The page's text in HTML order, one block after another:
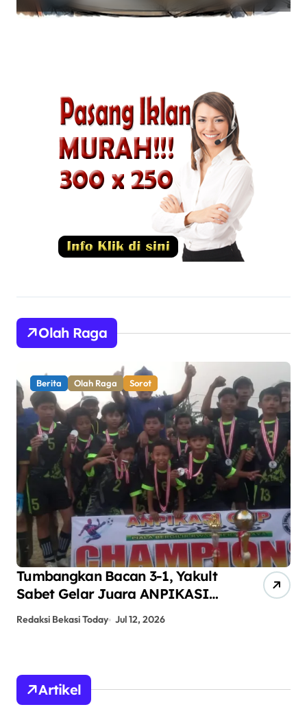
Buka Ruang Dialog
Olah Raga
Berita Olah Raga Sorot
Tumbangkan Bacan 3-1, Yakult
Sabet Gelar Juara ANPIKASI
CUP 2026
Redaksi Bekasi Today Jul 12, 2026
Artikel